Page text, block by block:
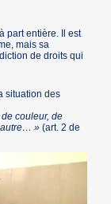
part entière. Il est
mais sa
de droits qui
situation des
couleur, de
autre… » (art. 2 de